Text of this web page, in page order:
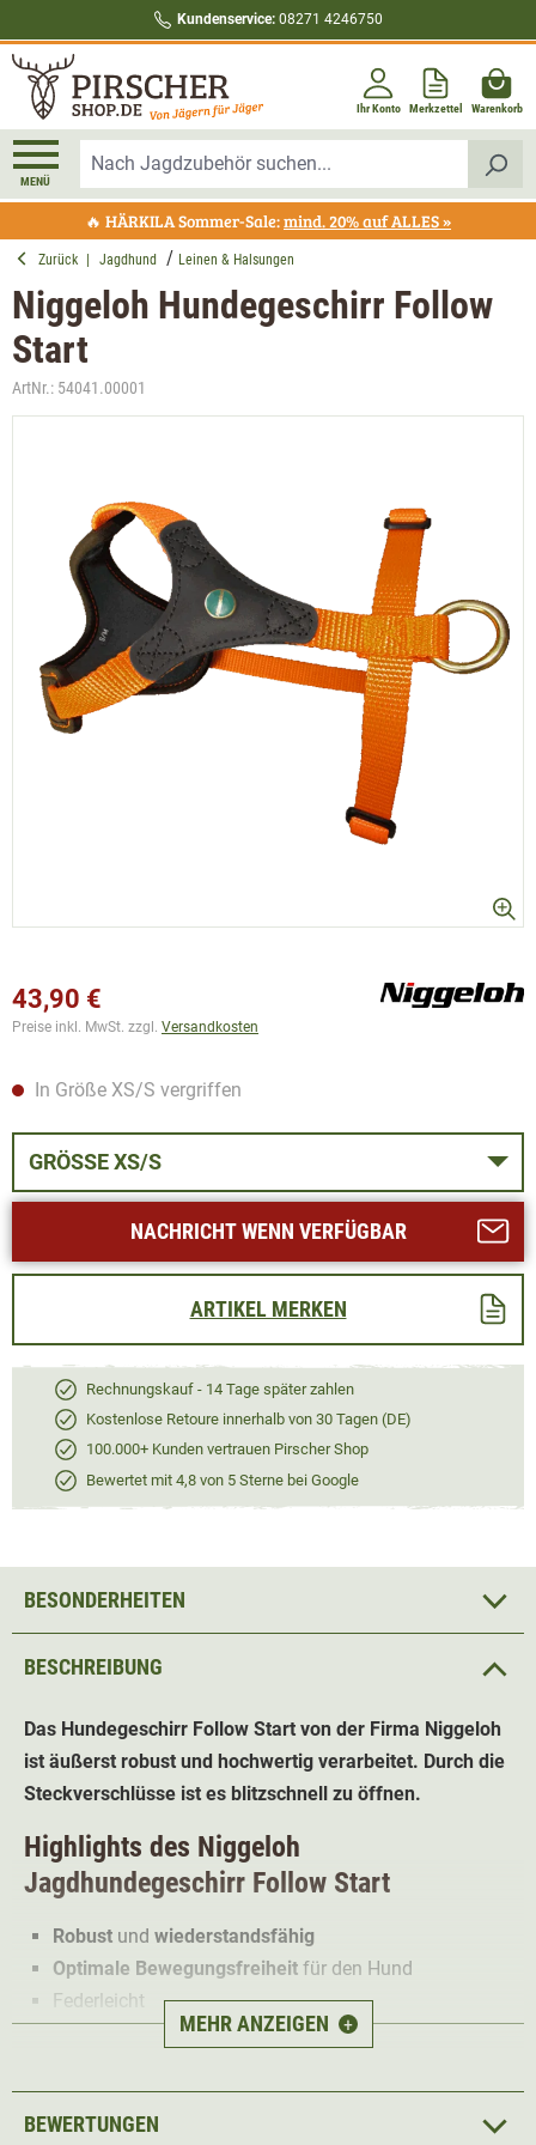
Kundenservice: 08271 4246750
Ihr Konto Merkzettel Warenkorb
MENÜ
🔥 HÄRKILA Sommer-Sale:mind. 20% auf ALLES »
Zurück Jagdhund Leinen & Halsungen
Niggeloh Hundegeschirr Follow
Start
ArtNr.: 54041.00001
43,90 €
Preise inkl. MwSt. zzgl. Versandkosten
In Größe XS/S vergriffen
GRÖSSE XS/S
NACHRICHT WENN VERFÜGBAR
ARTIKEL MERKEN
Rechnungskauf - 14 Tage später zahlen
Kostenlose Retoure innerhalb von 30 Tagen (DE)
100.000+ Kunden vertrauen Pirscher Shop
Bewertet mit 4,8 von 5 Sterne bei Google
BESCHREIBUNG
Das Hundegeschirr Follow Start von der Firma Niggeloh
ist äußerst robust und hochwertig verarbeitet. Durch die
Steckverschlüsse ist es blitzschnell zu öffnen.
Highlights des Niggeloh
Jagdhundegeschirr Follow Start
Robust und wiederstandsfähig
Optimale Bewegungsfreiheit für den Hund
Federleicht
Schmutzabweisend
Dashochwertig verarbeitete Jagdhundegeschirr
bietet
MEHR ANZEIGEN +
BESONDERHEITEN
BEWERTUNGEN